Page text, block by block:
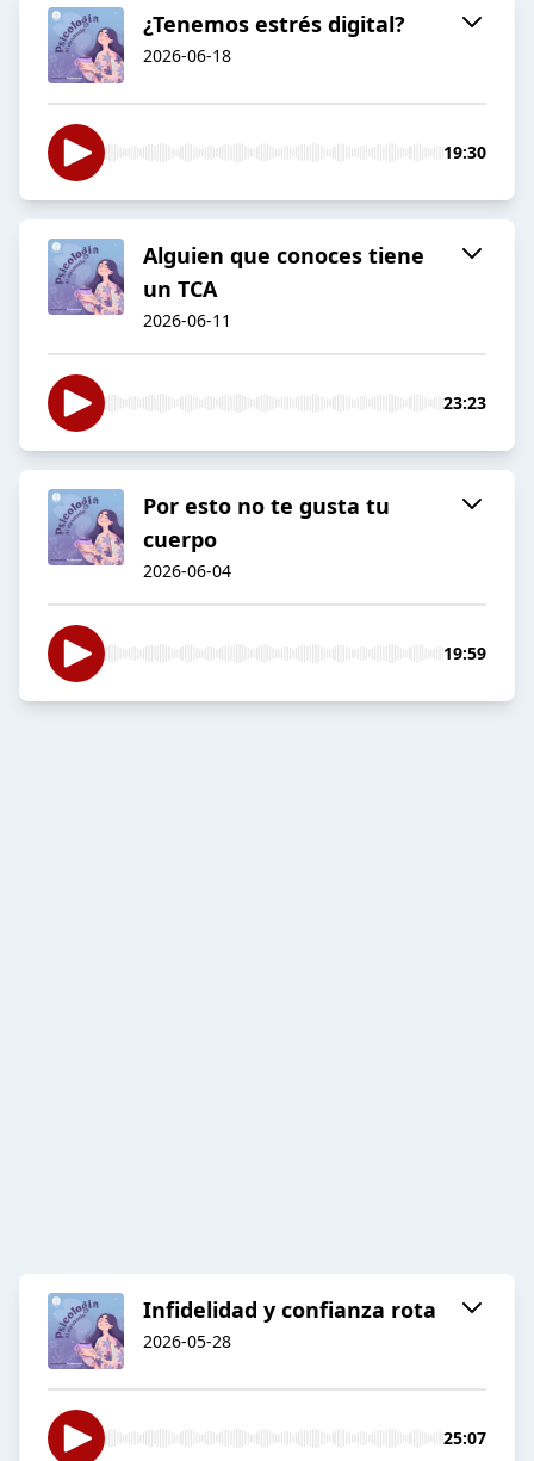
¿Tenemos estrés digital?
2026-06-18
19:30
Alguien que conoces tiene
un TCA
2026-06-11
23:23
Por esto no te gusta tu
cuerpo
2026-06-04
19:59
Infidelidad y confianza rota
2026-05-28
25:07